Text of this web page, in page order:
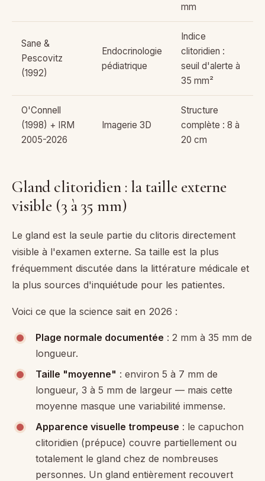
mm
Sane &
Pescovitz
(1992)
Endocrinologie
pédiatrique
Indice
clitoridien :
seuil d'alerte à
35 mm²
O'Connell
(1998) + IRM
2005-2026
Imagerie 3D
Structure
complète : 8 à
20 cm
Gland clitoridien : la taille externe
visible (3 à 35 mm)
Le gland est la seule partie du clitoris directement
visible à l'examen externe. Sa taille est la plus
fréquemment discutée dans la littérature médicale et
la plus sources d'inquiétude pour les patientes.
Voici ce que la science sait en 2026 :
Plage normale documentée : 2 mm à 35 mm de
longueur.
Taille "moyenne" : environ 5 à 7 mm de
longueur, 3 à 5 mm de largeur — mais cette
moyenne masque une variabilité immense.
Apparence visuelle trompeuse : le capuchon
clitoridien (prépuce) couvre partiellement ou
totalement le gland chez de nombreuses
personnes. Un gland entièrement recouvert